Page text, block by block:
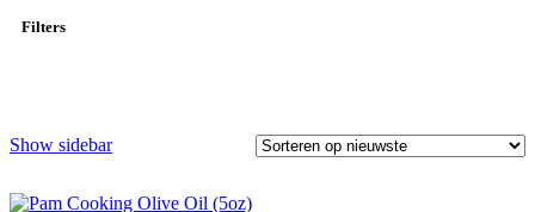
Filters
Show sidebar